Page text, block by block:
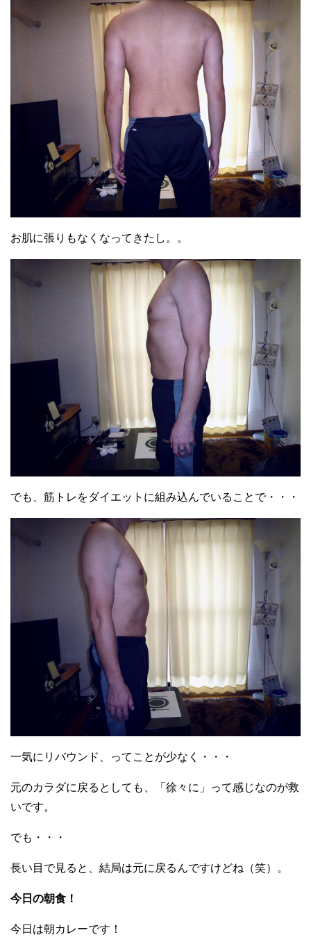
お肌に張りもなくなってきたし。。
でも、筋トレをダイエットに組み込んでいることで・・・
一気にリバウンド、ってことが少なく・・・
元のカラダに戻るとしても、「徐々に」って感じなのが救
いです。
でも・・・
長い目で見ると、結局は元に戻るんですけどね（笑）。
今日の朝食！
今日は朝カレーです！